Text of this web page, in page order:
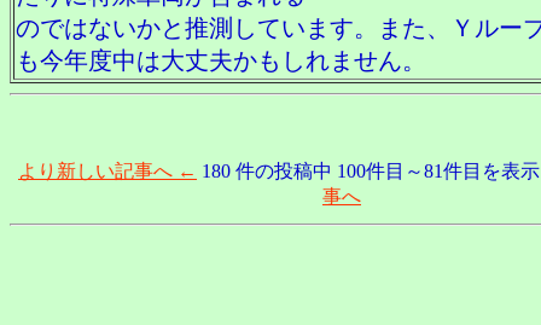
のではないかと推測しています。また、Ｙルー
も今年度中は大丈夫かもしれません。
より新しい記事へ ← 180 件の投稿中 100件目～81件目を表
事へ